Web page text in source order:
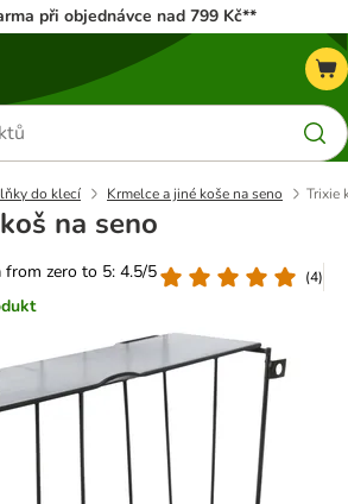
při objednávce nad 799 Kč**
do klecí Krmelce a jiné koše na seno Trixie
na seno
from zero to 5: 4.5/5
(4)